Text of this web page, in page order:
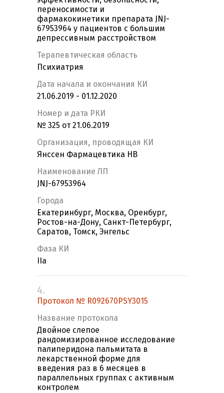
переносимости и
фармакокинетики препарата JNJ-
67953964 у пациентов с большим
депрессивным расстройством
Терапевтическая область
Психиатрия
Дата начала и окончания КИ
21.06.2019 - 01.12.2020
Номер и дата РКИ
№ 325 от 21.06.2019
Организация, проводящая КИ
Янссен Фармацевтика НВ
Наименование ЛП
JNJ-67953964
Города
Екатеринбург, Москва, Оренбург,
Ростов-на-Дону, Санкт-Петербург,
Саратов, Томск, Энгельс
Фаза КИ
IIa
4.
Протокол № R092670PSY3015
Название протокола
Двойное слепое
рандомизированное исследование
палиперидона пальмитата в
лекарственной форме для
введения раз в 6 месяцев в
параллельных группах с активным
контролем